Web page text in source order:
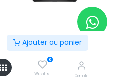
Ajouter au panier
0
Wishlist Compte
– 29" UltraWide FHD | 60 Hz | 5